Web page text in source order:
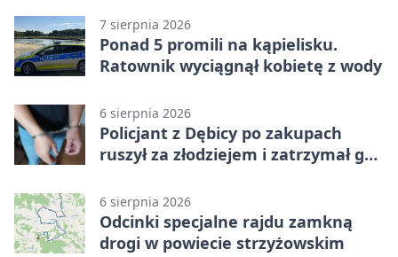
7 sierpnia 2026
Ponad 5 promili na kąpielisku.
Ratownik wyciągnął kobietę z wody
6 sierpnia 2026
Policjant z Dębicy po zakupach
ruszył za złodziejem i zatrzymał go
6 sierpnia 2026
Odcinki specjalne rajdu zamkną
drogi w powiecie strzyżowskim